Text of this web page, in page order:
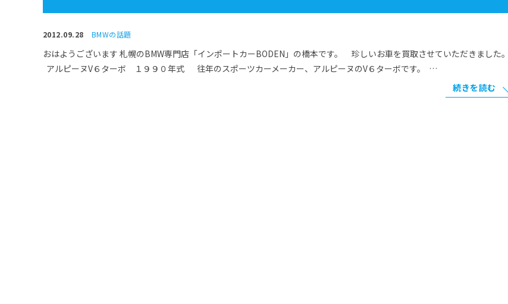
2012.09.28 BMWの話題
おはようございます 札幌のBMW専門店「インポートカーBODEN」の橋本です。 珍しいお車を買取させていただきました。
アルピーヌV６ターボ １９９０年式 往年のスポーツカーメーカー、アルピーヌのV６ターボです。 …
続きを読む